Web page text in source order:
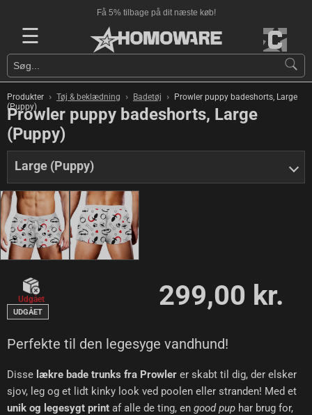
Få 5% tilbage på dit næste køb!
☰
Produkter › Tøj & beklædning › Badetøj ›
Prowler puppy badeshorts, Large
(Puppy)
Prowler puppy badeshorts, Large
(Puppy)
Large (Puppy)
Udgået
UDGÅET
299,00 kr.
Perfekte til den legesyge vandhund!
Disse lækre bade trunks fra Prowler er skabt til dig, der elsker
sjov, leg og et lidt kinky look ved poolen eller stranden! Med et
unik og legesygt print af alle de ting, en good pup har brug for,